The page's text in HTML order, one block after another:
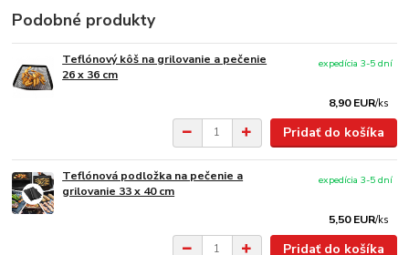
Podobné produkty
Teflónový kôš na grilovanie a pečenie
26 x 36 cm
8,90 EUR/ks
expedícia 3-5 dní
Pridať do košíka
Teflónová podložka na pečenie a
grilovanie 33 x 40 cm
5,50 EUR/ks
expedícia 3-5 dní
Pridať do košíka